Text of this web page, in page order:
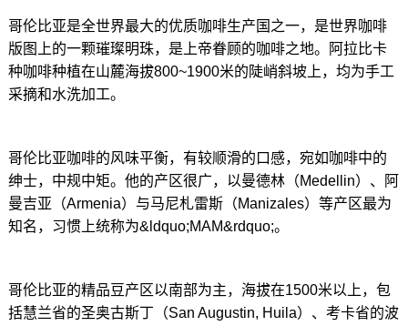
哥伦比亚是全世界最大的优质咖啡生产国之一，是世界咖啡
版图上的一颗璀璨明珠，是上帝眷顾的咖啡之地。阿拉比卡
种咖啡种植在山麓海拔800~1900米的陡峭斜坡上，均为手工
采摘和水洗加工。
哥伦比亚咖啡的风味平衡，有较顺滑的口感，宛如咖啡中的
绅士，中规中矩。他的产区很广，以曼德林（Medellin）、阿
曼吉亚（Armenia）与马尼札雷斯（Manizales）等产区最为
知名，习惯上统称为&ldquo;MAM&rdquo;。
哥伦比亚的精品豆产区以南部为主，海拔在1500米以上，包
括慧兰省的圣奥古斯丁（San Augustin, Huila）、考卡省的波